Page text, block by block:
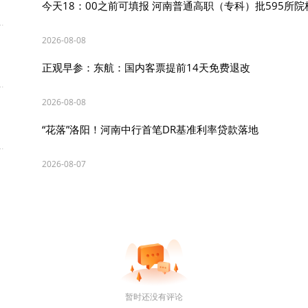
今天18：00之前可填报 河南普通高职（专科）批595所院
2026-08-08
正观早参：东航：国内客票提前14天免费退改
2026-08-08
“花落”洛阳！河南中行首笔DR基准利率贷款落地
2026-08-07
暂时还没有评论